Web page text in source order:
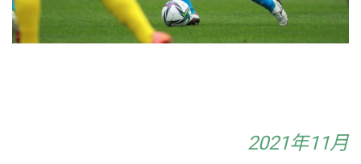
2021年11月